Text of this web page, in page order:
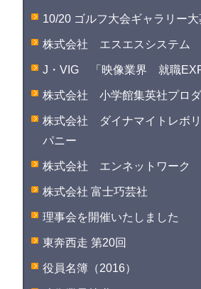
10/20 ゴルフ大会ギャラリー
株式会社 エスエスシステム
J・VIG 「映像業界 就職
株式会社 小学館集英社プロ
株式会社 ダイナマイトレボ
パニー
株式会社 エンネットワーク
株式会社 富士巧芸社
理事会を開催いたしました
東奔西走 第20回
役員名簿（2016）